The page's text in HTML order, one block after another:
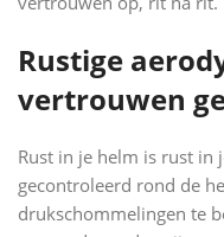
Rustige
vertrouwen
Rust in je helm is rust in
gecontroleerd rond de
drukschommelingen te